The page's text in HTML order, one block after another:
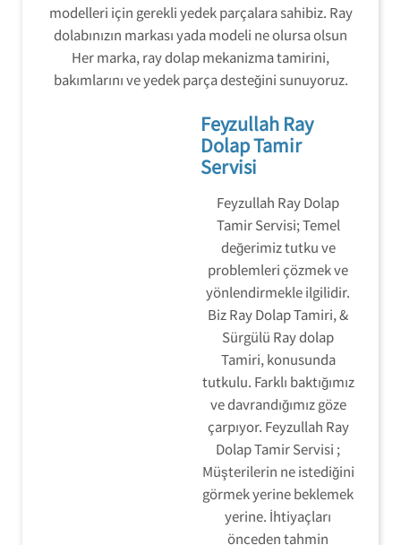
modelleri için gerekli yedek parçalara sahibiz. Ray
dolabınızın markası yada modeli ne olursa olsun
Her marka, ray dolap mekanizma tamirini,
bakımlarını ve yedek parça desteğini sunuyoruz.
Feyzullah Ray
Dolap Tamir
Servisi
Feyzullah Ray Dolap
Tamir Servisi; Temel
değerimiz tutku ve
problemleri çözmek ve
yönlendirmekle ilgilidir.
Biz Ray Dolap Tamiri, &
Sürgülü Ray dolap
Tamiri, konusunda
tutkulu. Farklı baktığımız
ve davrandığımız göze
çarpıyor. Feyzullah Ray
Dolap Tamir Servisi ;
Müşterilerin ne istediğini
görmek yerine beklemek
yerine. İhtiyaçları
önceden tahmin